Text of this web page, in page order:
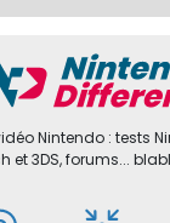
Nintendo : tests
et 3DS, forums...